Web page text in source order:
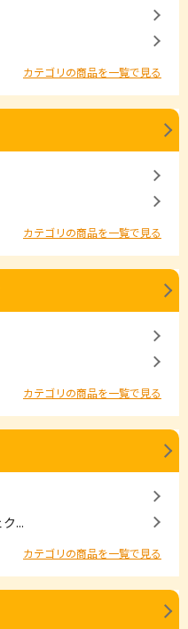
カテゴリの商品を一覧で見る
カテゴリの商品を一覧で見る
カテゴリの商品を一覧で見る
...
カテゴリの商品を一覧で見る